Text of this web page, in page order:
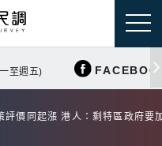
至週五)
評價同起漲 港人：剩特區政府要